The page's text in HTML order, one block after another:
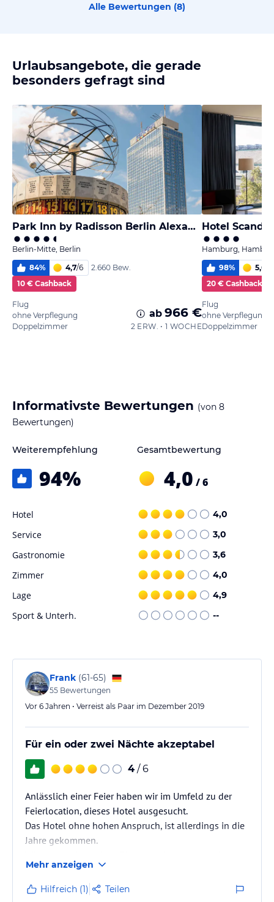
Alle Bewertungen (8)
Urlaubsangebote, die gerade
besonders gefragt sind
Park Inn by Radisson Berlin Alexanderplatz
Berlin-Mitte, Berlin
84% 4,7/6
2.660 Bew.
10 € Cashback
Flug
ohne Verpflegung
Doppelzimmer
ab 966 €
2 ERW. • 1 WOCHE
Hotel
Hamburg,
98% 5,6
20 € Cashback
Flug
ohne Verpflegung
Doppelzimmer
Informativste Bewertungen (von 8
Bewertungen)
Weiterempfehlung
94%
Gesamtbewertung
4,0 / 6
Hotel 4,0
Service 3,0
Gastronomie 3,6
Zimmer 4,0
Lage 4,9
Sport & Unterh. --
Frank (61-65)
55 Bewertungen
Vor 6 Jahren • Verreist als Paar im Dezember 2019
Für ein oder zwei Nächte akzeptabel
4 / 6
Anlässlich einer Feier haben wir im Umfeld zu der
Feierlocation, dieses Hotel ausgesucht.
Das Hotel ohne hohen Anspruch, ist allerdings in die
Jahre gekommen.
kleinem Badeimmer,
Die durchgehende Mattratze des Bettes, war in einem
Mehr anzeigen
Hilfreich (1) Teilen